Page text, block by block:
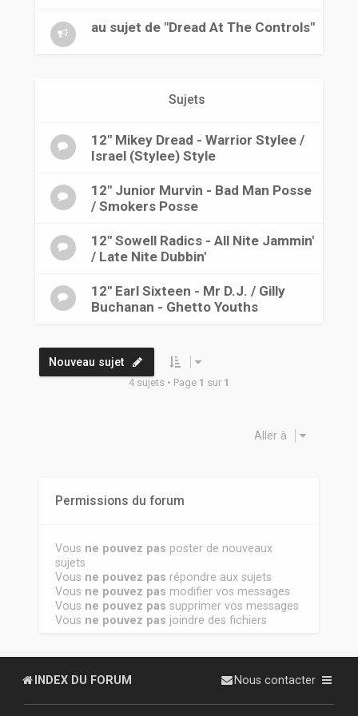
au sujet de "Dread At The Controls"
Sujets
12" Mikey Dread - Warrior Stylee /
Israel (Stylee) Style
12" Junior Murvin - Bad Man Posse
/ Smokers Posse
12" Sowell Radics - All Nite Jammin'
/ Late Nite Dubbin'
12" Earl Sixteen - Mr D.J. / Gilly
Buchanan - Ghetto Youths
Nouveau sujet
4 sujets • Page 1 sur 1
Aller à
Permissions du forum
Vous ne pouvez pas poster de nouveaux
sujets
Vous ne pouvez pas répondre aux sujets
Vous ne pouvez pas modifier vos messages
Vous ne pouvez pas supprimer vos messages
Vous ne pouvez pas joindre des fichiers
INDEX DU FORUM Nous contacter